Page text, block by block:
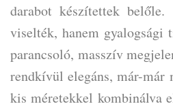
darabot készítettek belőle.
viselték, hanem
parancsoló, masszív
rendkívül elegáns, már-már
kis méretekkel kombinálva